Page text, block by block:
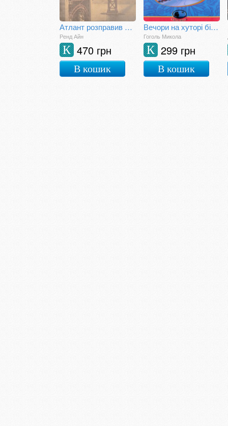
Атлант розправив плечі. Або - або. Книга друга
Ренд Айн
470 грн
К
В кошик
Вечори на хуторі біля Диканьки
Гоголь Микола
299 грн
К
В кошик